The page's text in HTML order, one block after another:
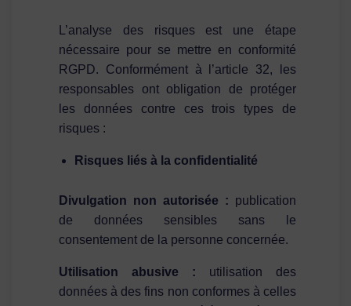
L’analyse des risques est une étape
nécessaire pour se mettre en conformité
RGPD. Conformément à l’article 32, les
responsables ont obligation de protéger
les données contre ces trois types de
risques :
Risques liés à la confidentialité
Divulgation non autorisée : publication
de données sensibles sans le
consentement de la personne concernée.
Utilisation abusive : utilisation des
données à des fins non conformes à celles